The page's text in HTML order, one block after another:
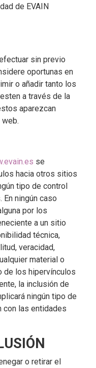
de EVAIN
sin previo
oportunas en
o añadir tanto los
a través de la
aparezcan
se
hacia otros sitios
tipo de control
ningún caso
por los
a un sitio
técnica,
veracidad,
material o
de los hipervínculos
la inclusión de
ningún tipo de
con las entidades
o retirar el